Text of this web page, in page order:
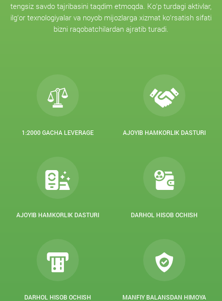
tengsiz savdo tajribasini taqdim etmoqda. Ko‘p turdagi aktivlar,
ilg‘or texnologiyalar va noyob mijozlarga xizmat ko‘rsatish sifati
bizni raqobatchilardan ajratib turadi.
1:2000 GACHA LEVERAGE AJOYIB HAMKORLIK DASTURI
AJOYIB HAMKORLIK DASTURI DARHOL HISOB OCHISH
DARHOL HISOB OCHISH
MANFIY BALANSDAN HIMOYA